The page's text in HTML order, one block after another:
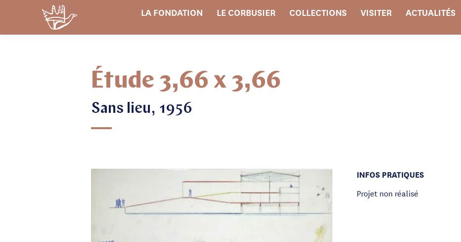
LA FONDATION LE CORBUSIER COLLECTIONS VISITER ACTUALITÉS
Étude 3,66 x 3,66
Sans lieu, 1956
INFOS PRATIQUES
Projet non réalisé